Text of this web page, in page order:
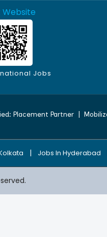
Website
Jobs
Placement Partner|
| Jobs In Hyderabad